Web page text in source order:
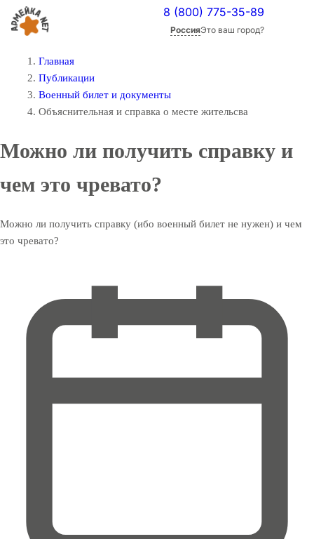
8 (800) 775-35-89
РоссияЭто ваш город?
Главная
Публикации
Военный билет и документы
Объяснительная и справка о месте жительсва
Можно ли получить справку и
чем это чревато?
Можно ли получить справку (ибо военный билет не нужен) и чем
это чревато?